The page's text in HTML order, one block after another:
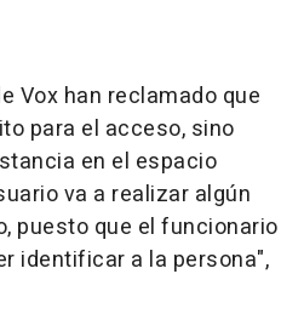
Vox han reclamado que
para el acceso, sino
en el espacio
va a realizar algún
puesto que el funcionario
identificar a la persona",